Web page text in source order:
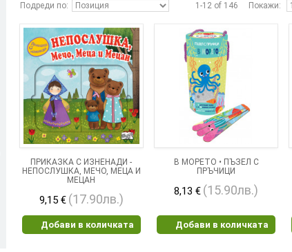
Подреди по 1-12 of 146 Покажи
ПРИКАЗКА С ИЗНЕНАДИ -
НЕПОСЛУШКА, МЕЧО, МЕЦА И
МЕЦАН
9,15 € (17.90лв.)
Добави в количката
В МОРЕТО • ПЪЗЕЛ С
ПРЪЧИЦИ
8,13 € (15.90лв.)
Добави в количката